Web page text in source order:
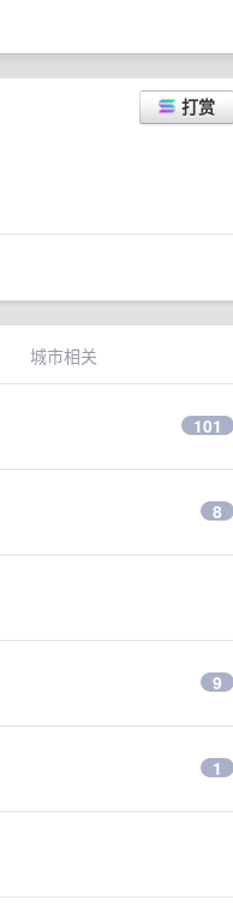
打赏
城市相关
101
8
9
1